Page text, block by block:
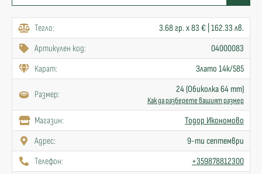
Тегло:
3.68 гр. x 83 € | 162.33 лв.
Артикулен код:
04000083
Карат:
Злато 14к/585
Размер: 24 (Обиколка 64 mm)
Как да разберете вашият размер
Mагазин:
Тодор Икономово
Адрес:
9-ти септември
Телефон:
+359878812300